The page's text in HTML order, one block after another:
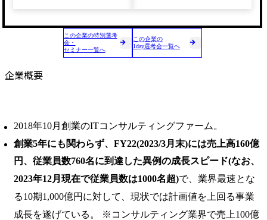
この企業の特別選考
会・
セミナー一覧へ
この企業の
1day選考会一覧へ
企業概要
2018年10月創業のITコンサルティングファーム。
創業5年にも関わらず、FY22(2023/3月末)には売上高160億
円、従業員数760名に到達した異例の成長スピード(なお、
2023年12月現在で従業員数は1000名超)で、業界最速とな
る10期1,000億円に対して、現状では計画値を上回る事業
成⻑を遂げている。 ※コンサルティング業界で売上100億